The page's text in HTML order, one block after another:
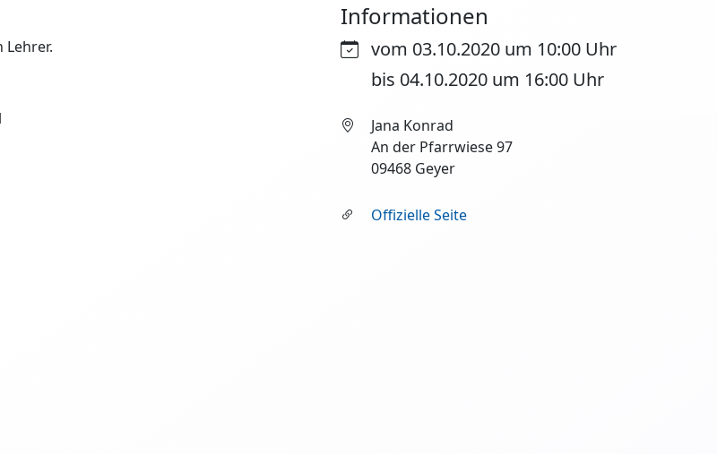
Informationen
vom 03.10.2020 um 10:00 Uhr
bis 04.10.2020 um 16:00 Uhr
Jana Konrad
An der Pfarrwiese 97
09468 Geyer
Offizielle Seite